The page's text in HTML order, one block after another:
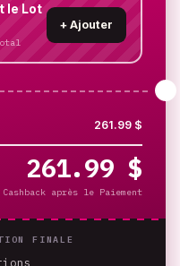
le Lot
+ Ajouter
261.99 $
261.99 $
Cashback après le Paiement
FINALE